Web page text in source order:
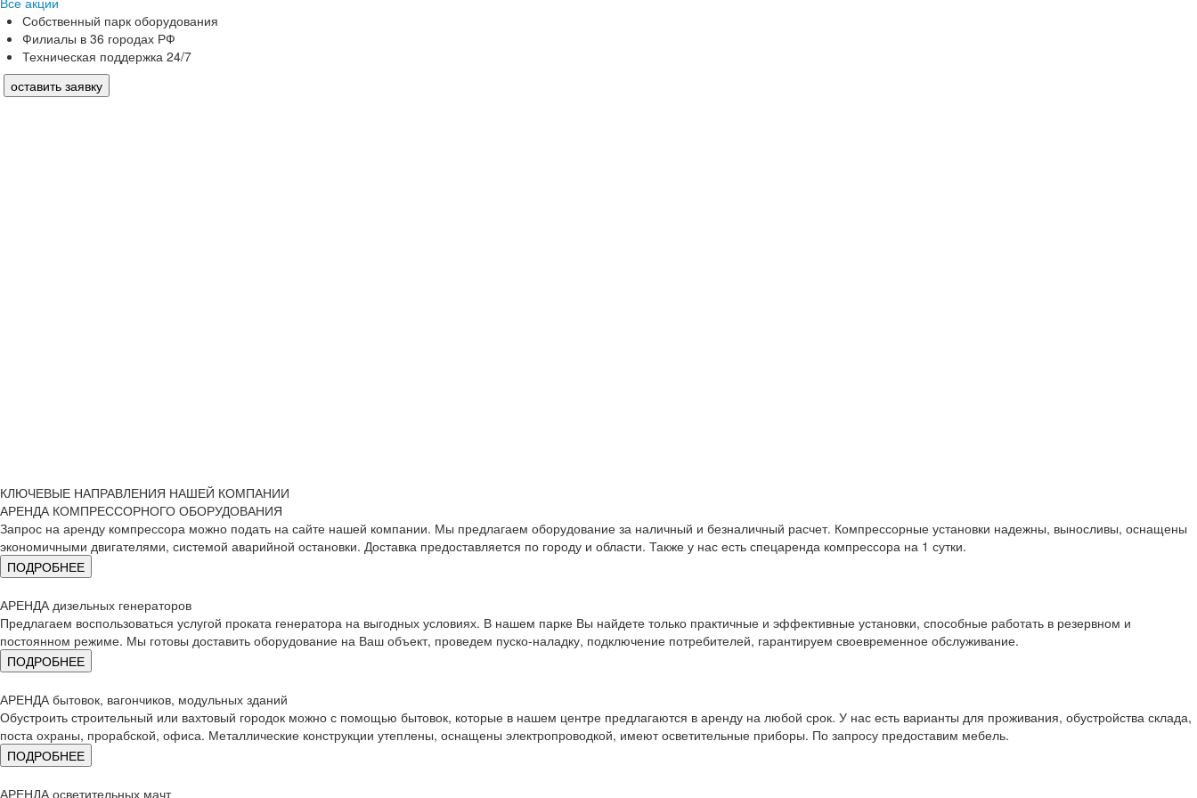
Собственный парк оборудования
Филиалы в 36 городах РФ
Техническая поддержка 24/7
оставить заявку
КЛЮЧЕВЫЕ НАПРАВЛЕНИЯ НАШЕЙ КОМПАНИИ
АРЕНДА КОМПРЕССОРНОГО ОБОРУДОВАНИЯ
Запрос на аренду компрессора можно подать на сайте нашей компании. Мы предлагаем оборудование за наличный и безналичный расчет. Компрессорные установки надежны, выносливы, оснащены
экономичными двигателями, системой аварийной остановки. Доставка предоставляется по городу и области. Также у нас есть спецаренда компрессора на 1 сутки.
ПОДРОБНЕЕ
АРЕНДА дизельных генераторов
Предлагаем воспользоваться услугой проката генератора на выгодных условиях. В нашем парке Вы найдете только практичные и эффективные установки, способные работать в резервном и
постоянном режиме. Мы готовы доставить оборудование на Ваш объект, проведем пуско-наладку, подключение потребителей, гарантируем своевременное обслуживание.
ПОДРОБНЕЕ
АРЕНДА бытовок, вагончиков, модульных зданий
Обустроить строительный или вахтовый городок можно с помощью бытовок, которые в нашем центре предлагаются в аренду на любой срок. У нас есть варианты для проживания, обустройства склада,
поста охраны, прорабской, офиса. Металлические конструкции утеплены, оснащены электропроводкой, имеют осветительные приборы. По запросу предоставим мебель.
ПОДРОБНЕЕ
АРЕНДА осветительных мачт